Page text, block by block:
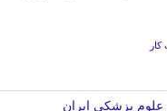
پزشکی ایران